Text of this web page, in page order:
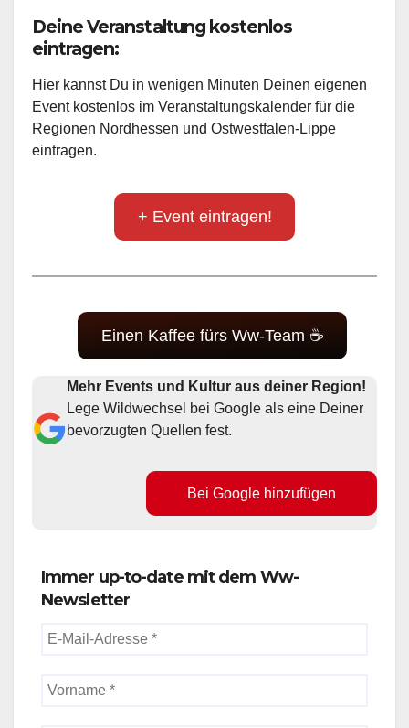
Deine Veranstaltung kostenlos
eintragen:
Hier kannst Du in wenigen Minuten Deinen eigenen
Event kostenlos im Veranstaltungskalender für die
Regionen Nordhessen und Ostwestfalen-Lippe
eintragen.
+ Event eintragen!
Einen Kaffee fürs Ww-Team ☕
Mehr Events und Kultur aus deiner Region!
Lege Wildwechsel bei Google als eine Deiner
bevorzugten Quellen fest.
Bei Google hinzufügen
Immer up-to-date mit dem Ww-
Newsletter